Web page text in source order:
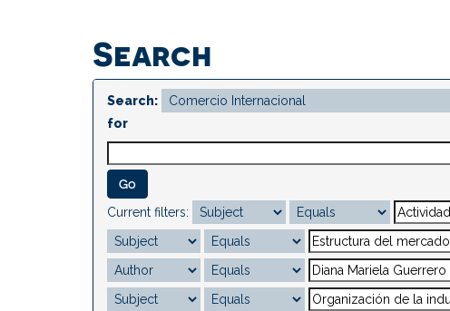
Search
Search:
for
Current filters: